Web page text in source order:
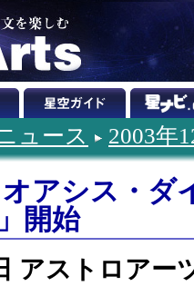
ュース 2003年
オアシス・ダ
開始
アストロアー